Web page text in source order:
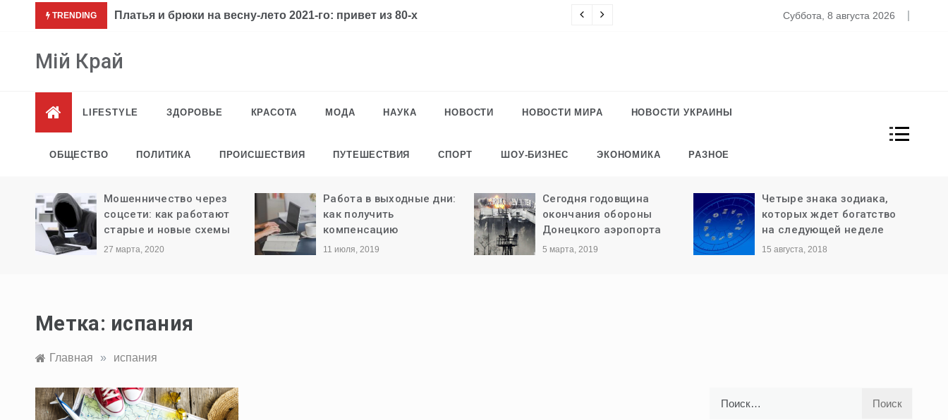
TRENDING Платья и брюки на весну-лето 2021-го: привет из 80-х Что известно о новом штамме коронавируса «Омикрон»
Суббота, 8 августа 2026
Мій Край
LIFESTYLE ЗДОРОВЬЕ КРАСОТА МОДА НАУКА НОВОСТИ НОВОСТИ МИРА НОВОСТИ УКРАИНЫ
ОБЩЕСТВО ПОЛИТИКА ПРОИСШЕСТВИЯ ПУТЕШЕСТВИЯ СПОРТ ШОУ-БИЗНЕС ЭКОНОМИКА РАЗНОЕ
Мошенничество через
соцсети: как работают
старые и новые схемы
27 марта, 2020
Работа в выходные дни:
как получить
компенсацию
11 июля, 2019
Сегодня годовщина
окончания обороны
Донецкого аэропорта
5 марта, 2019
Четыре знака зодиака,
которых ждет богатство
на следующей неделе
15 августа, 2018
Метка: испания
Главная » испания